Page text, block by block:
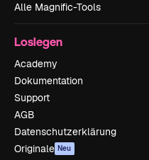
Alle Magnific-Tools
Loslegen
Academy
Dokumentation
Support
AGB
Datenschutzerklärung
Originale Neu